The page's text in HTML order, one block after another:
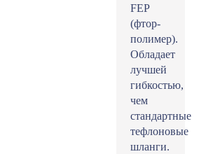
FEP
(фтор-
полимер).
Обладает
лучшей
гибкостью,
чем
стандартные
тефлоновые
шланги.